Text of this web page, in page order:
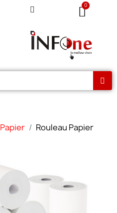
Papier
Rouleau Papier